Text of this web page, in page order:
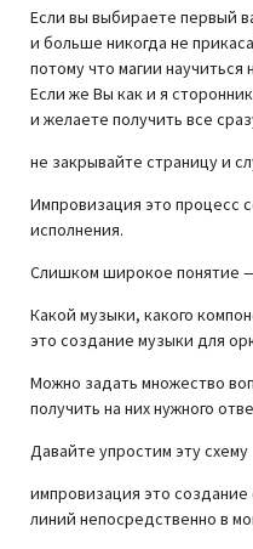
Если вы выбираете первый
и больше никогда не
потому что магии научиться
Если же Вы как и я
и желаете получить все
не закрывайте страницу и
Импровизация это процесс
исполнения.
Слишком широкое понятие —
Какой музыки, какого
это создание музыки для
Можно задать множество
получить на них нужного
Давайте упростим эту схему
импровизация это
линий непосредственно в